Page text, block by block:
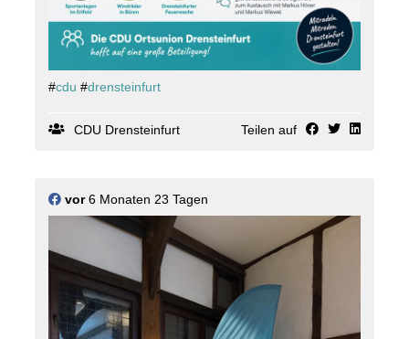
#cdu #drensteinfurt
CDU Drensteinfurt Teilen auf
vor6 Monaten 23 Tagen